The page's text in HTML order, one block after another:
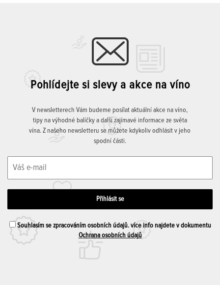
Pohlídejte si slevy a akce na víno
V newsletterech Vám budeme posílat aktuální akce na víno,
tipy na výhodné balíčky a další zajímavé informace ze světa
vína. Z našeho newsletteru se můžete kdykoliv odhlásit v jeho
spodní části.
Souhlasím se zpracováním osobních údajů. více info najdete v dokumentu
Ochrana osobních údajů